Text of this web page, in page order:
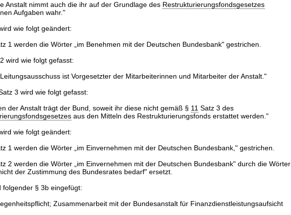
Anstalt nimmt auch die ihr auf der Grundlage des Restrukturierungsfondsgesetzes
Aufgaben wahr."
wie folgt geändert:
1 werden die Wörter „im Benehmen mit der Deutschen Bundesbank" gestrichen.
wird wie folgt gefasst:
Leitungsausschuss ist Vorgesetzter der Mitarbeiterinnen und Mitarbeiter der Anstalt."
3 wird wie folgt gefasst:
der Anstalt trägt der Bund, soweit ihr diese nicht gemäß § 11 Satz 3 des
aus den Mitteln des Restrukturierungsfonds erstattet werden."
wie folgt geändert:
1 werden die Wörter „im Einvernehmen mit der Deutschen Bundesbank," gestrichen.
2 werden die Wörter „im Einvernehmen mit der Deutschen Bundesbank" durch die Wörter
nicht der Zustimmung des Bundesrates bedarf" ersetzt.
folgender § 3b eingefügt:
Zusammenarbeit mit der Bundesanstalt für Finanzdienstleistungsaufsicht